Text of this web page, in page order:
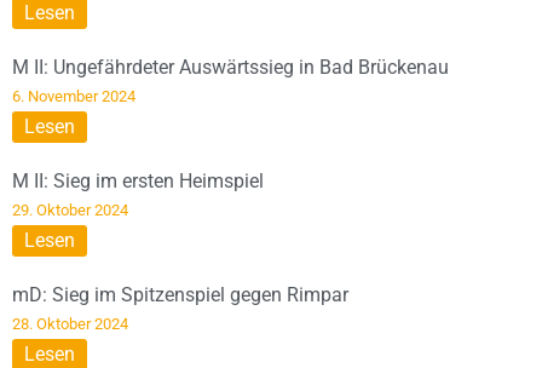
Lesen
M II: Ungefährdeter Auswärtssieg in Bad Brückenau
6. November 2024
Lesen
M II: Sieg im ersten Heimspiel
29. Oktober 2024
Lesen
mD: Sieg im Spitzenspiel gegen Rimpar
28. Oktober 2024
Lesen